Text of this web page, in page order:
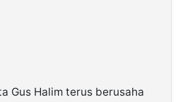
Gus Halim terus berusaha